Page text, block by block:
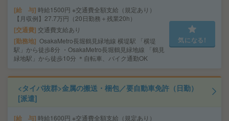
給 与 時給1500円 ※交通費全額支給（規定あり）
【月収例】27.7万円（20日勤務＋残業20h）
交通費 交通費支給あり
勤務地 OsakaMetro長堀鶴見緑地線 横堤駅 「横堤
駅」から徒歩8分 ・OsakaMetro長堀鶴見緑地線 「鶴見
緑地駅」から徒歩10分 ＊自転車、バイク通勤OK
気になる!
<タイパ抜群>金属の搬送・梱包／要自動車免許（日勤）
[派遣]
給 与 時給1600円 ※交通費全額支給（規定あり）